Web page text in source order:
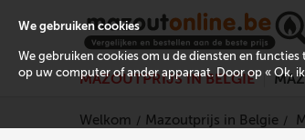
MAZOUTPRIJS IN BELGIË
Welkom Mazoutprijs in Belgie
We gebruiken cookies
We gebruiken cookies om u de diensten en
op uw computer of ander apparaat. Door op « Ok,